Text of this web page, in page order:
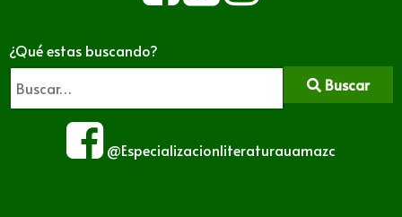
¿Qué estas buscando?
Buscar
@Especializacionliteraturauamazc